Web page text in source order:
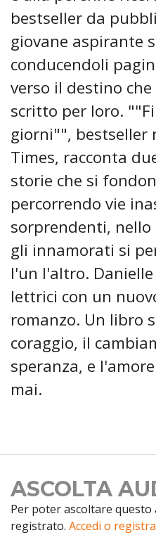
bestseller da
giovane aspirante
conducendoli
verso il destino
scritto per loro.
giorni"", bestseller
Times, racconta
storie che si
percorrendo vie
sorprendenti, nello
gli innamorati si
l'un l'altro.
lettrici con un
romanzo. Un libro
coraggio, il
speranza, e
mai.
ASCOLTA
Per poter ascoltare
registrato. Accedi o